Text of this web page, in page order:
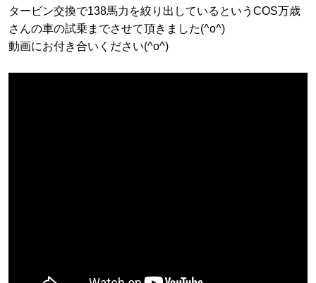
タービン交換で138馬力を絞り出しているというCOS万歳
さんの車の試乗までさせて頂きました(^o^)
動画にお付き合いください(^o^)